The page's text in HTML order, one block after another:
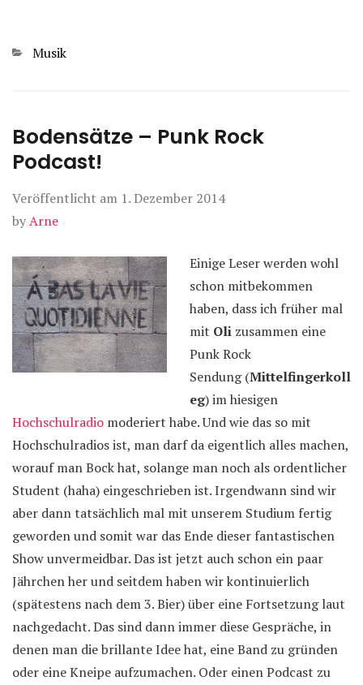
Kategorien
Musik
Bodensätze – Punk Rock
Podcast!
Veröffentlicht am 1. Dezember 2014
byArne
Einige Leser werden wohl
schon mitbekommen
haben, dass ich früher mal
mit Oli zusammen eine
Punk Rock
Sendung (Mittelfingerkoll
eg) im hiesigen
Hochschulradio moderiert habe. Und wie das so mit
Hochschulradios ist, man darf da eigentlich alles machen,
worauf man Bock hat, solange man noch als ordentlicher
Student (haha) eingeschrieben ist. Irgendwann sind wir
aber dann tatsächlich mal mit unserem Studium fertig
geworden und somit war das Ende dieser fantastischen
Show unvermeidbar. Das ist jetzt auch schon ein paar
Jährchen her und seitdem haben wir kontinuierlich
(spätestens nach dem 3. Bier) über eine Fortsetzung laut
nachgedacht. Das sind dann immer diese Gespräche, in
denen man die brillante Idee hat, eine Band zu gründen
oder eine Kneipe aufzumachen. Oder einen Podcast zu